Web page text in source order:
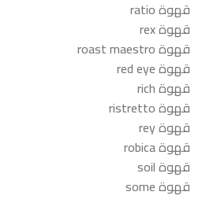
قهوة ratio
قهوة rex
قهوة roast maestro
قهوة red eye
قهوة rich
قهوة ristretto
قهوة rey
قهوة robica
قهوة soil
قهوة some